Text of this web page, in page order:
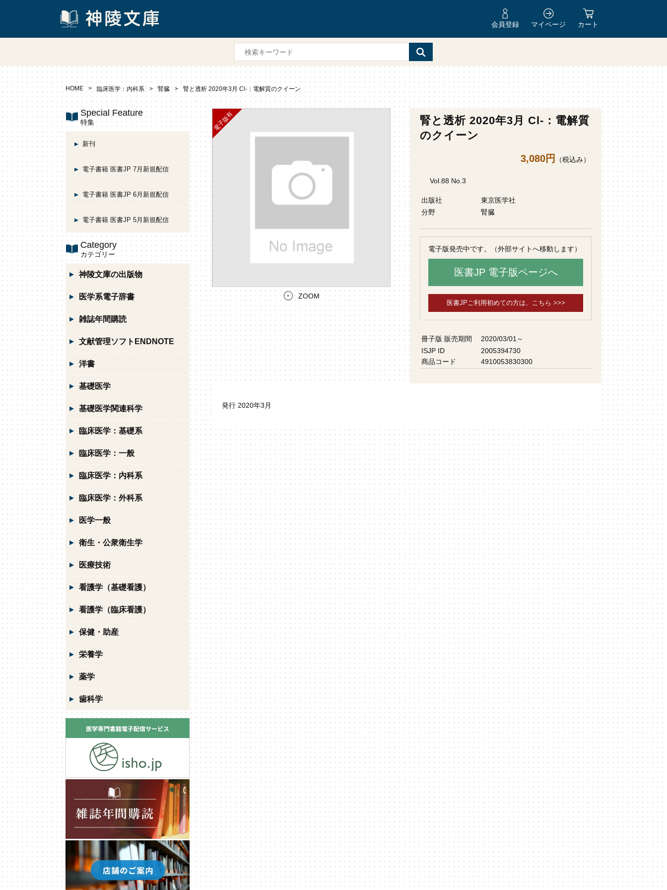
会員登録 マイページ カート
HOME 臨床医学：内科系 腎臓 腎と透析 2020年3月 Cl-：電解質のクイーン
ZOOM
腎と透析 2020年3月 Cl-：電解質
のクイーン
3,080円 （税込み）
Vol.88 No.3
出版社
東京医学社
分野
腎臓
電子版発売中です。（外部サイトへ移動します）
医書JP 電子版ページへ
医書JPご利用初めての方は、こちら >>>
冊子版 販売期間
2020/03/01～
ISJP ID
2005394730
商品コード
4910053830300
発行 2020年3月
Special Feature
特集
新刊
電子書籍 医書JP 7月新規配信
電子書籍 医書JP 6月新規配信
電子書籍 医書JP 5月新規配信
Category
カテゴリー
神陵文庫の出版物
医学系電子辞書
雑誌年間購読
文献管理ソフトENDNOTE
洋書
基礎医学
基礎医学関連科学
臨床医学：基礎系
臨床医学：一般
臨床医学：内科系
臨床医学：外科系
医学一般
衛生・公衆衛生学
医療技術
看護学（基礎看護）
看護学（臨床看護）
保健・助産
栄養学
薬学
歯科学